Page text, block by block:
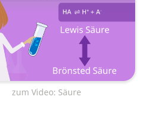
zum Video: Säure